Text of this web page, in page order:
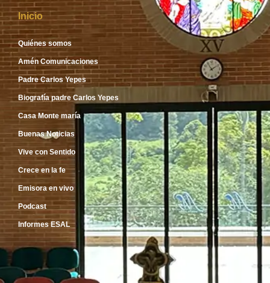
Inicio
Quiénes somos
Amén Comunicaciones
Padre Carlos Yepes
Biografía padre Carlos Yepes
Casa Monte maría
Buenas Noticias
Vive con Sentido
Crece en la fe
Emisora en vivo
Podcast
Informes ESAL
Inicio